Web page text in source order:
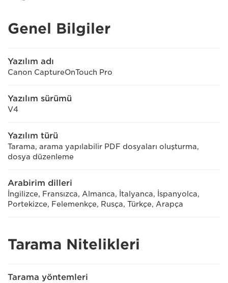
Genel Bilgiler
Yazılım adı
Canon CaptureOnTouch Pro
Yazılım sürümü
V4
Yazılım türü
Tarama, arama yapılabilir PDF dosyaları oluşturma,
dosya düzenleme
Arabirim dilleri
İngilizce, Fransızca, Almanca, İtalyanca, İspanyolca,
Portekizce, Felemenkçe, Rusça, Türkçe, Arapça
Tarama Nitelikleri
Tarama yöntemleri